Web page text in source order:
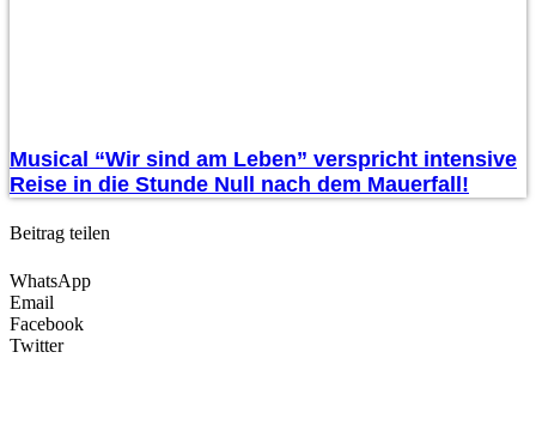
Musical “Wir sind am Leben” verspricht intensive
Reise in die Stunde Null nach dem Mauerfall!
Beitrag teilen
WhatsApp
Email
Facebook
Twitter